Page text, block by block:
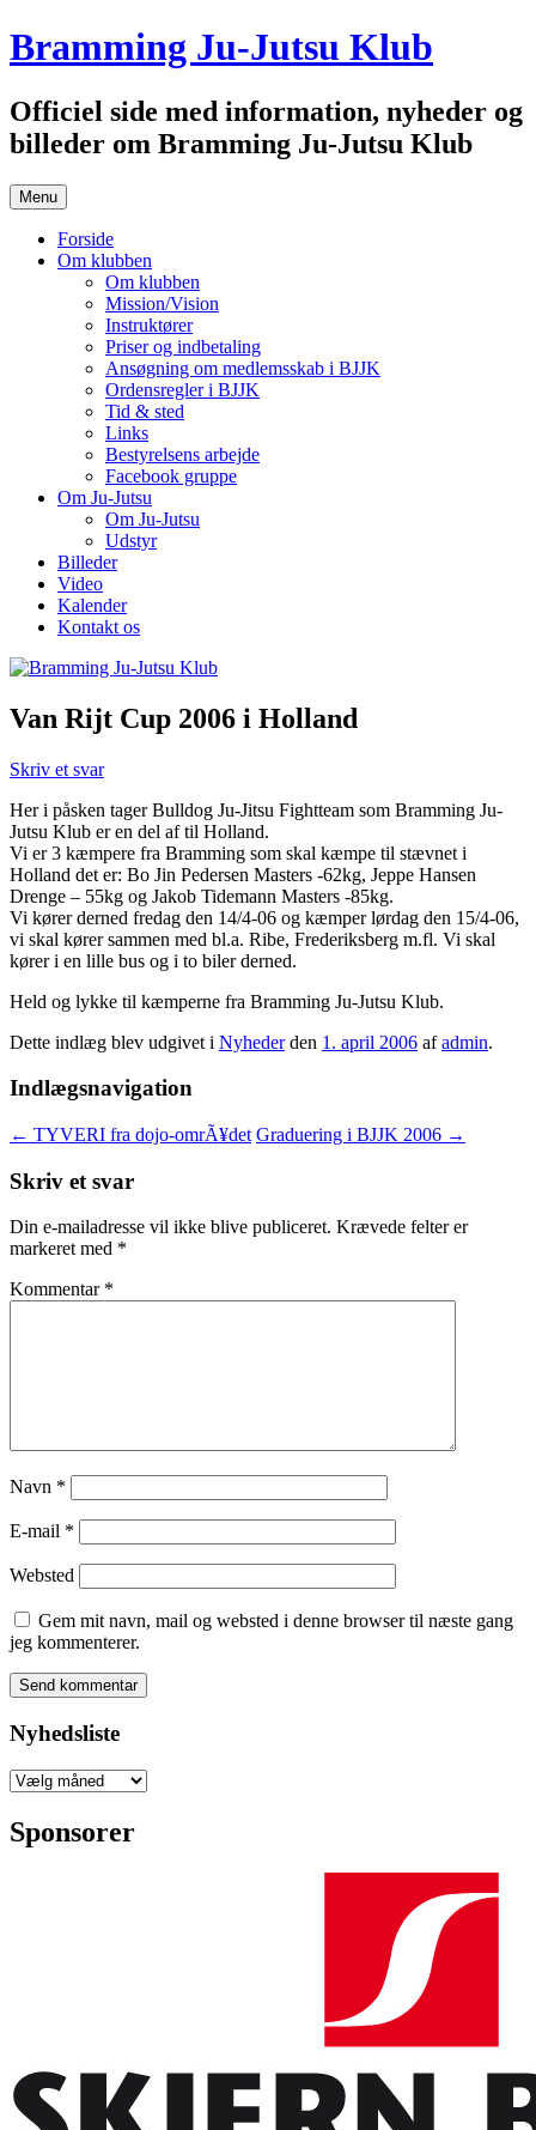
Hop
til
Bramming Ju-Jutsu Klub
Officiel side med information, nyheder og
billeder om Bramming Ju-Jutsu Klub
Menu
Forside
Om klubben
Om klubben
Mission/Vision
Instruktører
Priser og indbetaling
Ansøgning om medlemsskab i BJJK
Ordensregler i BJJK
Tid & sted
Links
Bestyrelsens arbejde
Facebook gruppe
Om Ju-Jutsu
Om Ju-Jutsu
Udstyr
Billeder
Video
Kalender
Kontakt os
Van Rijt Cup 2006 i Holland
Skriv et svar
Her i påsken tager Bulldog Ju-Jitsu Fightteam som Bramming Ju-
Jutsu Klub er en del af til Holland.
Vi er 3 kæmpere fra Bramming som skal kæmpe til stævnet i
Holland det er: Bo Jin Pedersen Masters -62kg, Jeppe Hansen
Drenge – 55kg og Jakob Tidemann Masters -85kg.
Vi kører derned fredag den 14/4-06 og kæmper lørdag den 15/4-06,
vi skal kører sammen med bl.a. Ribe, Frederiksberg m.fl. Vi skal
kører i en lille bus og i to biler derned.
Held og lykke til kæmperne fra Bramming Ju-Jutsu Klub.
Dette indlæg blev udgivet i Nyhederden 1. april 2006 afadmin.
Indlægsnavigation
← TYVERI fra dojo-omrÃ¥det Graduering i BJJK 2006 →
Skriv et svar
Din e-mailadresse vil ikke blive publiceret. Krævede felter er
markeret med *
Kommentar *
Navn *
E-mail *
Websted
Gem mit navn, mail og websted i denne browser til næste gang
jeg kommenterer.
Nyhedsliste
Nyhedsliste
Sponsorer